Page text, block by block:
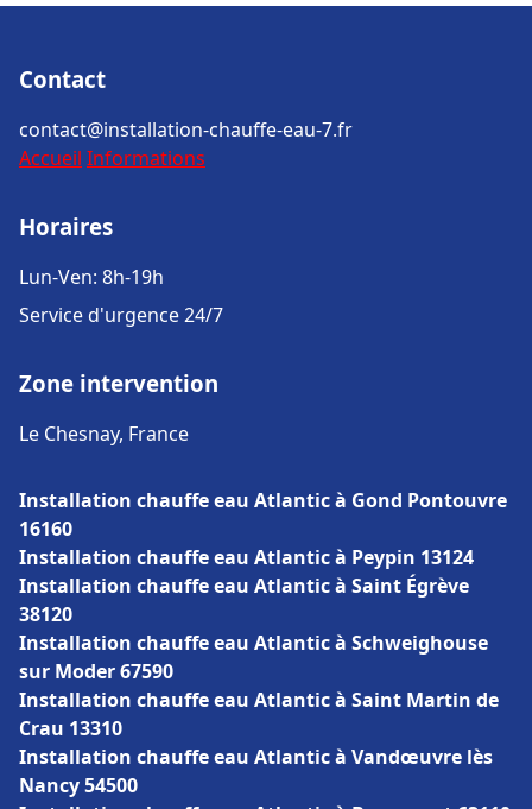
Contact
contact@installation-chauffe-eau-7.fr
Accueil Informations
Horaires
Lun-Ven: 8h-19h
Service d'urgence 24/7
Zone intervention
Le Chesnay, France
Installation chauffe eau Atlantic à Gond Pontouvre
16160
Installation chauffe eau Atlantic à Peypin 13124
Installation chauffe eau Atlantic à Saint Égrève
38120
Installation chauffe eau Atlantic à Schweighouse
sur Moder 67590
Installation chauffe eau Atlantic à Saint Martin de
Crau 13310
Installation chauffe eau Atlantic à Vandœuvre lès
Nancy 54500